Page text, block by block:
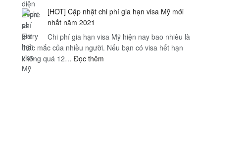
sương
–
Hà
Nội
chính
phủ
cư
theo
diện
[HOT] Cập nhật chi phí gia hạn visa Mỹ mới
nhất năm 2021
Chi phí gia hạn visa Mỹ hiện nay bao nhiêu là
thắc mắc của nhiều người. Nếu bạn có visa hết hạn
không quá 12… Đọc thêm